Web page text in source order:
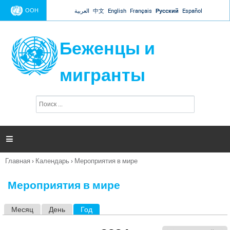
Jump to navigation
ООН العربية 中文 English Français Русский Español
Беженцы и
мигранты
п
и

Вы
Главная › Календарь › Мероприятия в мире
Мероприятия в мире
Месяц День Год